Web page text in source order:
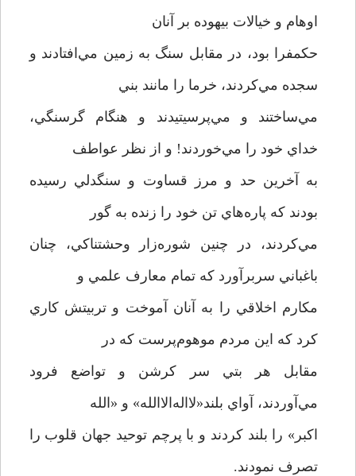
اوهام و خيالات بيهوده بر آنان
حکمفرا بود، در مقابل سنگ به زمين مي‌افتادند و
سجده مي‌کردند، خرما را مانند بني
مي‌ساختند و مي‌پرسيتيدند و هنگام گرسنگي،
خداي خود را مي‌خوردند! و از نظر عواطف
به آخرين حد و مرز قساوت و سنگدلي رسيده
بودند که پاره‌هاي تن خود را زنده به گور
مي‌کردند، در چنين شوره‌زار وحشتناکي، چنان
باغباني سربرآورد که تمام معارف علمي و
مکارم اخلاقي را به آنان آموخت و تربيتش کاري
کرد که اين مردم موهوم‌پرست که در
مقابل هر بتي سر کرشن و تواضع فرود
مي‌آوردند، آواي بلند«لااله‌الاالله» و «الله
اکبر» را بلند کردند و با پرچم توحيد جهان قلوب را
تصرف نمودند.